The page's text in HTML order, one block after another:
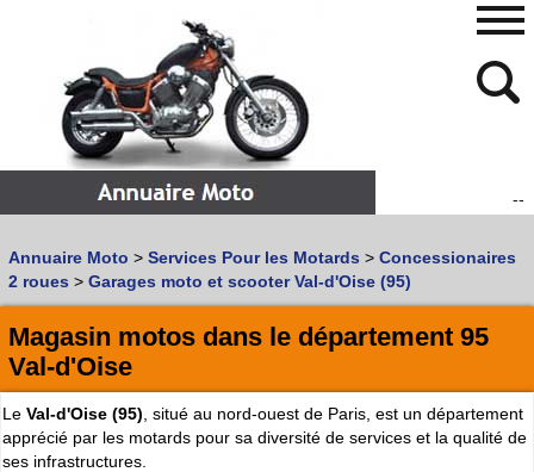
--
Vous recherchez un garage MOTOouSCOOTER?
Quoi :
Où :
Trouver un garage Moto !
Recherche avancée
480
768
Annuaire Moto > Services Pour les Motards > Concessionaires
2 roues > Garages moto et scooter Val-d'Oise (95)
Magasin motos dans le département 95
Val-d'Oise
Le Val-d'Oise (95) , situé au nord-ouest de Paris, est un département
apprécié par les motards pour sa diversité de services et la qualité de
ses infrastructures.